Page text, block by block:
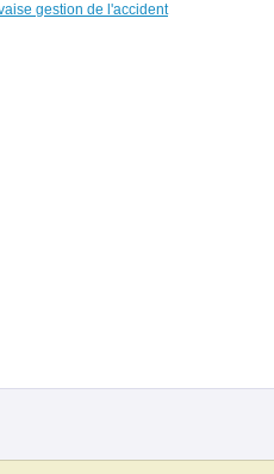
gestion de l'accident